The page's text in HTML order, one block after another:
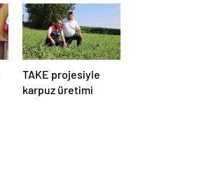
TAKE projesiyle
karpuz üretimi